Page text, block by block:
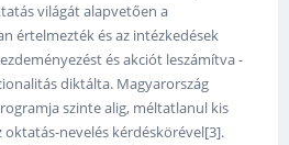
világát alapvetően a
értelmezték és az intézkedések
és akciót leszámítva -
diktálta. Magyarország
szinte alig, méltatlanul kis
nevelés kérdéskörével[3].